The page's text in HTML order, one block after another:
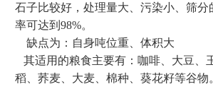
石子比较好，处理量大、污染小、筛分
率可达到98%。
缺点为：自身吨位重、体积大
其适用的粮食主要有：咖啡、大豆、
稻、荞麦、大麦、棉种、葵花籽等谷物